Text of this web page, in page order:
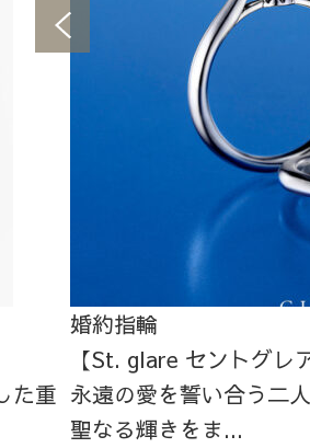
た重
婚約指輪
【St. glare セントグレ
永遠の愛を誓い合う二
聖なる輝きをま...